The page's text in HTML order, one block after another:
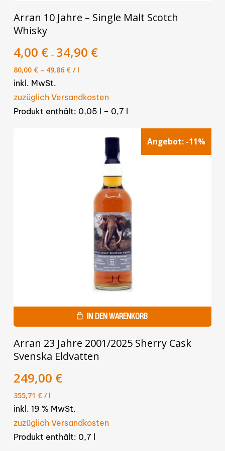
Produkt
weist
mehrere
auf.
Die
Optionen
Arran 10 Jahre – Single Malt Scotch
Whisky
4,00 € – 34,90 €
80,00 €– 49,86 €/ l
inkl. MwSt.
zuzüglich Versandkosten
Produkt enthält: 0,05 l – 0,7 l
Angebot: -11%
IN DEN WARENKORB
Arran 23 Jahre 2001/2025 Sherry Cask
Svenska Eldvatten
Ursprünglicher
Preis
war:
279,00 €
249,00 €Aktueller
ist:
249,00 €.
355,71 €/ l
inkl. 19 % MwSt.
zuzüglich Versandkosten
Produkt enthält: 0,7